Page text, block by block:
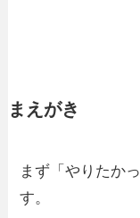
まえがき
まず「やりたか
す。